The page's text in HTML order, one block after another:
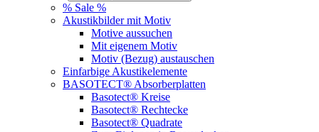
% Sale %
Akustikbilder mit Motiv
Motive aussuchen
Mit eigenem Motiv
Motiv (Bezug) austauschen
Einfarbige Akustikelemente
BASOTECT® Absorberplatten
Basotect® Kreise
Basotect® Rechtecke
Basotect® Quadrate